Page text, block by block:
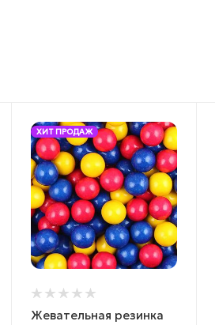
ХИТ ПРОДАЖ
Жевательная резинка